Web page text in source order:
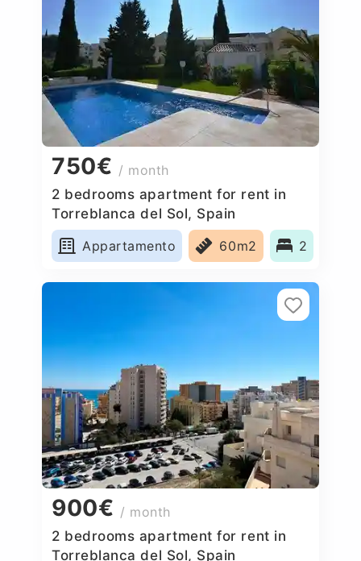
750€ / month
2 bedrooms apartment for rent in
Torreblanca del Sol, Spain
Appartamento
60m2 2
900€ / month
2 bedrooms apartment for rent in
Torreblanca del Sol, Spain